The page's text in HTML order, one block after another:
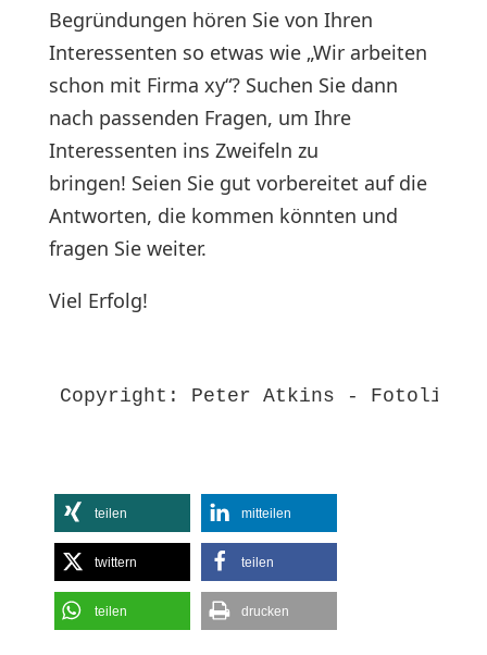
Begründungen hören Sie von Ihren
Interessenten so etwas wie „Wir arbeiten
schon mit Firma xy“? Suchen Sie dann
nach passenden Fragen, um Ihre
Interessenten ins Zweifeln zu
bringen! Seien Sie gut vorbereitet auf die
Antworten, die kommen könnten und
fragen Sie weiter.
Viel Erfolg!
Copyright: Peter Atkins -
teilen mitteilen
twittern teilen
teilen drucken